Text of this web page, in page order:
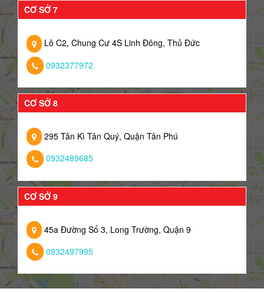
CƠ SỞ 7
Lô C2, Chung Cư 4S Linh Đông, Thủ Đức
0932377972
CƠ SỞ 8
295 Tân Kì Tân Quý, Quận Tân Phú
0932489685
CƠ SỞ 9
45a Đường Số 3, Long Trường, Quận 9
0932497995